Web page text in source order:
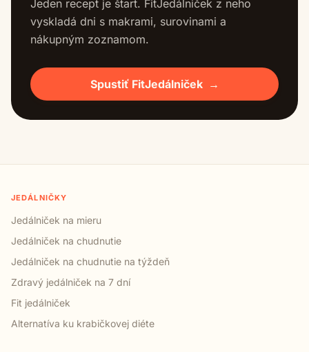
Jeden recept je štart. FitJedálniček z neho
vyskladá dni s makrami, surovinami a
nákupným zoznamom.
Spustiť FitJedálniček →
JEDÁLNIČKY
Jedálniček na mieru
Jedálniček na chudnutie
Jedálniček na chudnutie na týždeň
Zdravý jedálniček na 7 dní
Fit jedálniček
Alternatíva ku krabičkovej diéte